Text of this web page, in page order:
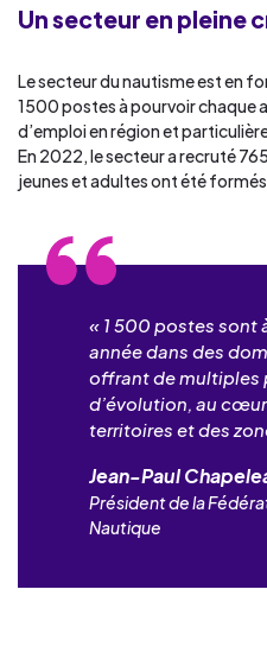
Un secteur en pleine
Le secteur du nautisme est en
1500 postes à pourvoir chaque
d’emploi en région et
En 2022, le secteur a recruté
jeunes et adultes ont été
« 1 500 postes sont
année dans des
offrant de multiples
d’évolution, au
territoires et des
Jean-Paul
Président de la
Nautique